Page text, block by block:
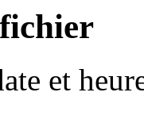
et